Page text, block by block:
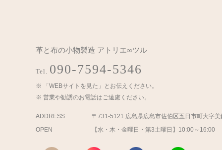
革と布の小物製造 アトリエ∞ツル
Tel. 090-7594-5346
「WEBサイトを見た」とお伝えください。
営業や勧誘のお電話はご遠慮ください。
ADDRESS
〒731-5121 広島県広島市佐伯区五日市町大字
OPEN
【水・木・金曜日・第3土曜日】10:00～16:00